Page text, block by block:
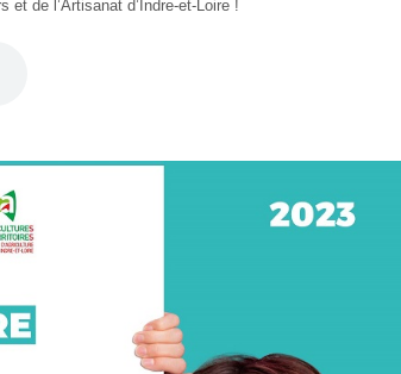
de l’Artisanat d’Indre-et-Loire !